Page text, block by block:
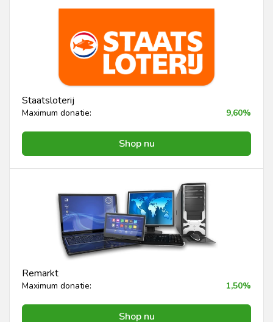
Staatsloterij
Maximum donatie: 9,60%
Shop nu
Remarkt
Maximum donatie: 1,50%
Shop nu